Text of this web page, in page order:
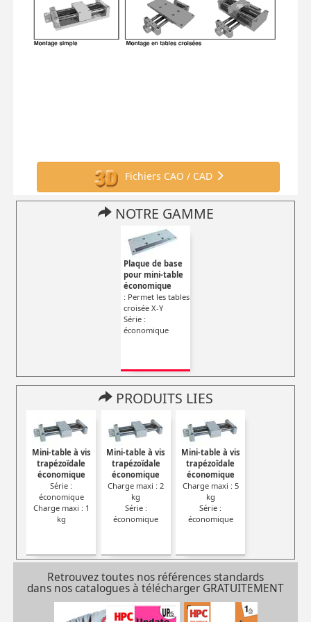
Fichiers CAO / CAD
NOTRE GAMME
Plaque de base
pour mini-table
économique
: Permet les tables
croisée X-Y
Série :
économique
PRODUITS LIES
Mini-table à vis
trapézoïdale
économique
Série :
économique
Charge maxi : 1
kg
Mini-table à vis
trapézoïdale
économique
Charge maxi : 2
kg
Série :
économique
Mini-table à vis
trapézoïdale
économique
Charge maxi : 5
kg
Série :
économique
Retrouvez toutes nos références standards
dans nos catalogues à télécharger GRATUITEMENT